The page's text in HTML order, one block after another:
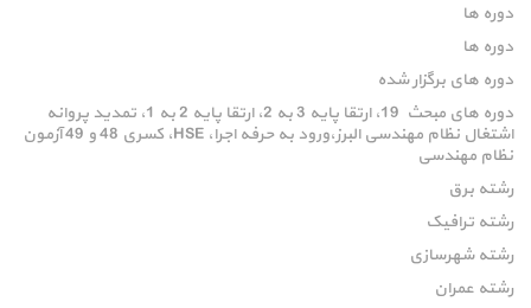
دوره ها
دوره ها
دوره های برگزار شده
دوره های مبحث 19، ارتقا پایه 3 به 2، ارتقا پایه 2 به 1، تمدید پروانه
اشتغال نظام مهندسی البرز،ورود به حرفه اجرا، HSE، کسری 48 و 49 آزمون
نظام مهندسی
رشته برق
رشته ترافیک
رشته شهرسازی
رشته عمران